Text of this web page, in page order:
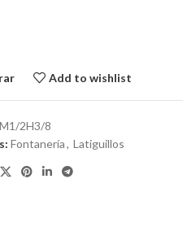
Add to wishlist
2H3/8
Fontanería, Latiguillos